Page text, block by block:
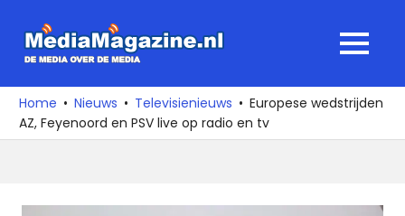
naar
media
over
de
MENU
Home Nieuws Televisienieuws
Europese wedstrijden
AZ, Feyenoord en PSV live op radio en tv